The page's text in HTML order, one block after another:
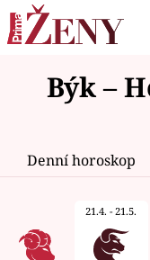
Trendy: Polabí
Témata
Býk –
Denní horoskop
21.4. - 21.5.